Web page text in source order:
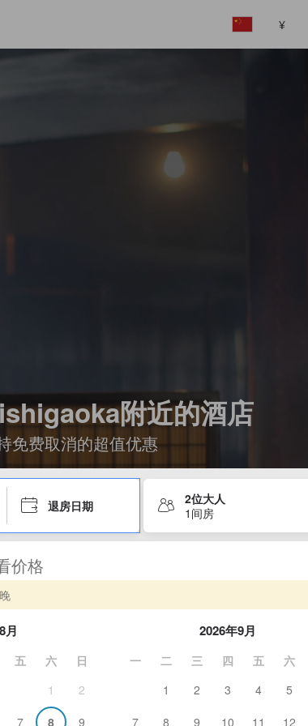
¥
附近的酒店
免费取消的超值优惠
退房日期
2位大人
1间房
价格
月
五 六
日
1
2
7 8 9
2026年9月
一 二 三 四 五 六
1
2 3 4 5
7
8 9 10 11 12